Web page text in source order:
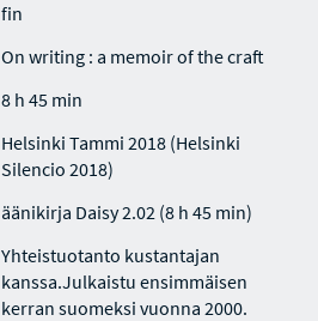
fin
On writing : a memoir of the craft
8 h 45 min
Helsinki Tammi 2018 (Helsinki
Silencio 2018)
äänikirja Daisy 2.02 (8 h 45 min)
Yhteistuotanto kustantajan
kanssa.Julkaistu ensimmäisen
kerran suomeksi vuonna 2000.